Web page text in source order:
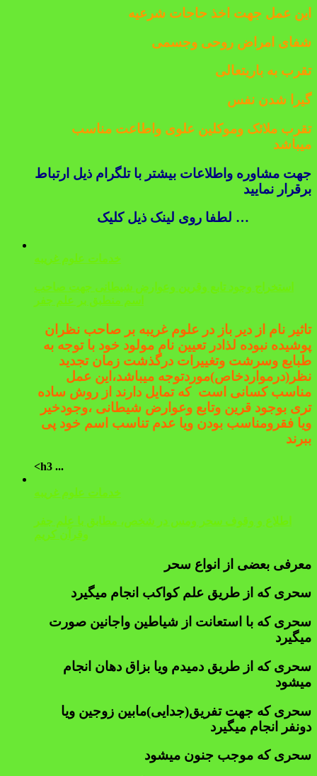
این عمل جهت اخذ حاجات شرعیه
شفای امراض روحی وجسمی
تقرب به باریتعالی
گیرا شدن نفس
تقرب ملائک وموکلین علوی واطاعت مناسب
میباشد
جهت مشاوره واطلاعات بیشتر با تلگرام ذیل ارتباط
برقرار نمایید
لطفا روی لینک ذیل کلیک …
خدمات علوم غریبه
استخراج وجود تابع وقرین وعوارض شیطانی جهت صاحب
اسم منطبق بر علم جفر
تاثیر نام از دیر باز در علوم غریبه بر صاحب نظران
پوشیده نبوده لذادر تعیین نام مولود خود با توجه به
طبایع وسرشت وتغییرات درگذشت زمان تجدید
نظر(درمواردخاص)موردتوجه میباشد،این عمل
مناسب کسانی است که تمایل دارند از روش ساده
تری بوجود قرین وتابع وعوارض شیطانی ،وجودخیر
ویا فقرومناسب بودن ویا عدم تناسب اسم خود پی
ببرند
<h3 ...
خدمات علوم غریبه
اطلاع و وقوف سحر ومس در شخص، مطابق با علم جفر
وقرآن کریم
معرفی بعضی از انواع سحر
سحری که از طریق علم کواکب انجام میگیرد
سحری که با استعانت از شیاطین واجانین صورت
میگیرد
سحری که از طریق دمیدم ویا بزاق دهان انجام
میشود
سحری که جهت تفریق(جدایی)مابین زوجین ویا
دونفر انجام میگیرد
سحری که موجب جنون میشود